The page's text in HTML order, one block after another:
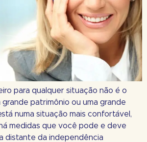
para qualquer situação não é o
patrimônio ou uma grande
numa situação mais confortável,
medidas que você pode e deve
distante da independência